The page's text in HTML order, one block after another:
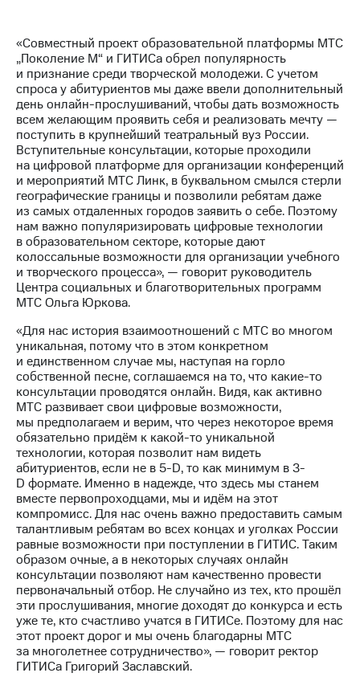
«Совместный проект образовательной платформы МТС
„Поколение М“ и ГИТИСа обрел популярность
и признание среди творческой молодежи. С учетом
спроса у абитуриентов мы даже ввели дополнительный
день онлайн-прослушиваний, чтобы дать возможность
всем желающим проявить себя и реализовать мечту —
поступить в крупнейший театральный вуз России.
Вступительные консультации, которые проходили
на цифровой платформе для организации конференций
и мероприятий МТС Линк, в буквальном смылся стерли
географические границы и позволили ребятам даже
из самых отдаленных городов заявить о себе. Поэтому
нам важно популяризировать цифровые технологии
в образовательном секторе, которые дают
колоссальные возможности для организации учебного
и творческого процесса», — говорит руководитель
Центра социальных и благотворительных программ
МТС Ольга Юркова.
«Для нас история взаимоотношений с МТС во многом
уникальная, потому что в этом конкретном
и единственном случае мы, наступая на горло
собственной песне, соглашаемся на то, что какие-то
консультации проводятся онлайн. Видя, как активно
МТС развивает свои цифровые возможности,
мы предполагаем и верим, что через некоторое время
обязательно придём к какой-то уникальной
технологии, которая позволит нам видеть
абитуриентов, если не в 5-D, то как минимум в 3-
D формате. Именно в надежде, что здесь мы станем
вместе первопроходцами, мы и идём на этот
компромисс. Для нас очень важно предоставить самым
талантливым ребятам во всех концах и уголках России
равные возможности при поступлении в ГИТИС. Таким
образом очные, а в некоторых случаях онлайн
консультации позволяют нам качественно провести
первоначальный отбор. Не случайно из тех, кто прошёл
эти прослушивания, многие доходят до конкурса и есть
уже те, кто счастливо учатся в ГИТИСе. Поэтому для нас
этот проект дорог и мы очень благодарны МТС
за многолетнее сотрудничество», — говорит ректор
ГИТИСа Григорий Заславский.